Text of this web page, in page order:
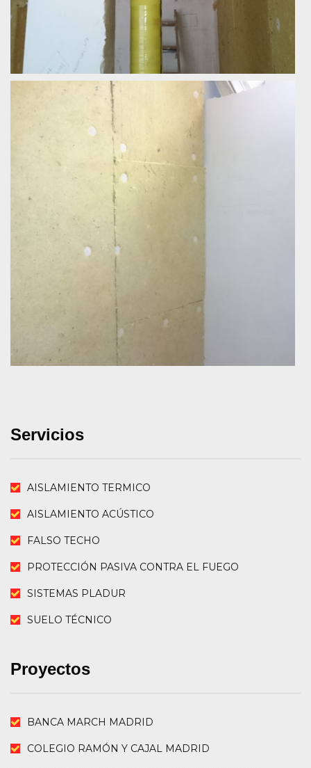
Servicios
AISLAMIENTO TERMICO
AISLAMIENTO ACÚSTICO
FALSO TECHO
PROTECCIÓN PASIVA CONTRA EL FUEGO
SISTEMAS PLADUR
SUELO TÉCNICO
Proyectos
BANCA MARCH MADRID
COLEGIO RAMÓN Y CAJAL MADRID